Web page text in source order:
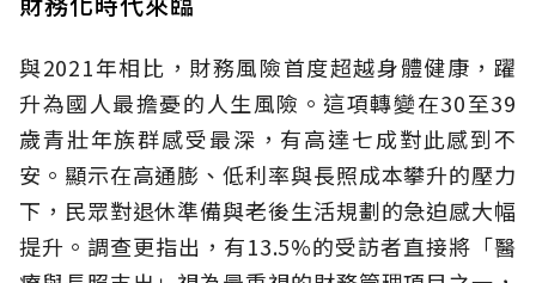
與2021年相比，財務風險首度超越身體健康，躍
升為國人最擔憂的人生風險。這項轉變在30至39
歲青壯年族群感受最深，有高達七成對此感到不
安。顯示在高通膨、低利率與長照成本攀升的壓力
下，民眾對退休準備與老後生活規劃的急迫感大幅
提升。調查更指出，有13.5%的受訪者直接將「醫